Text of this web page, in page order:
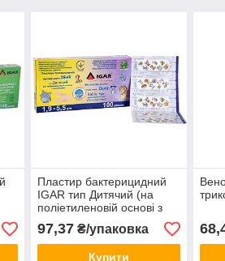
Пластир бактерицидний
IGAR тип Дитячий (на
полiетиленовiй основi з
малюнками) 1,9*5,5см
97,37₴/упаковка
Купити